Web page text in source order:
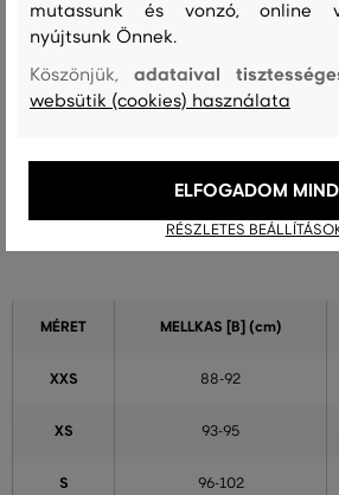
***********
Szín
Méret:
5XL
Hogy áll?: A méret
szokásosan viselt mérettel
Férfi trikók, pólóing és
MÉRET MELLKAS [B] (cm)
XXS 88-92
XS 93-95
S 96-102
mutassunk és vonzó, online
nyújtsunk Önnek.
Köszönjük,adataival
websütik (cookies) használata
RÉSZLETES
ELFOGADOM